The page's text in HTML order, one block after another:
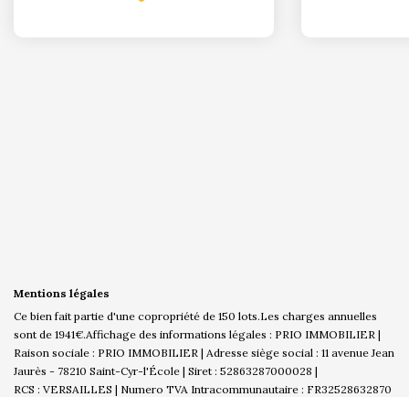
Mentions légales
Ce bien fait partie d'une copropriété de 150 lots.Les charges annuelles
sont de 1941€.Affichage des informations légales : PRIO IMMOBILIER |
Raison sociale : PRIO IMMOBILIER | Adresse siège social : 11 avenue Jean
Jaurès - 78210 Saint-Cyr-l'École | Siret : 52863287000028 |
RCS : VERSAILLES | Numero TVA Intracommunautaire : FR32528632870